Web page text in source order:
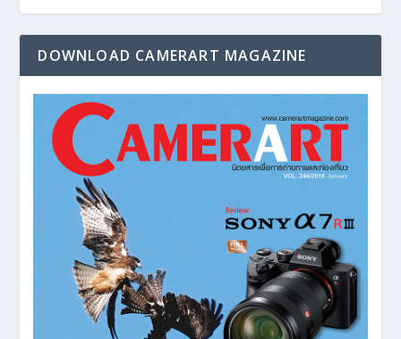
DOWNLOAD CAMERART MAGAZINE